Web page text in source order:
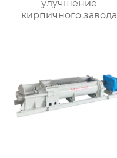
улучшение
кирпичного завода